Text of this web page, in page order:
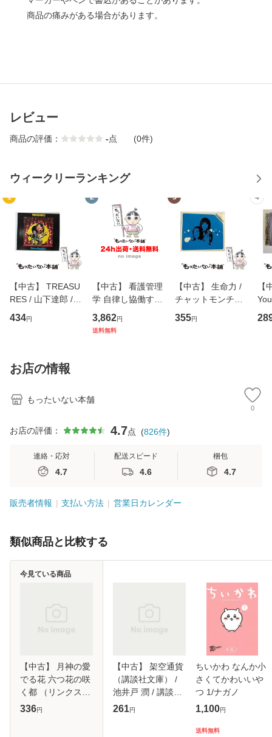
商品の痛みがある場合があります。
レビュー
商品の評価： -点 (0件)
ウィークリーランキング
1
【中古】 TREASU
RES / 山下達郎 /
イーストウエス
ト・ジャパン [CD]
434円
2
【中古】 看護管理
学 自律し協働する
専門職の看護マネ
ジメントスキル 改
3,862円
送料無料
3
【中古】 生命力 /
チャットモンチー /
キューンレコード
[CD]【メール便送
355円
4
【
のが
お店の情報
もったいない本舗
0
お店の評価： 4.7点 (826件)
連絡・応対
4.7
配送スピード
4.6
梱包
4.7
販売者情報 支払い方法 営業日カレンダー
類似商品と比較する
【中古】 月神の愛
でる花 六つ花の咲
く都 （リンクスロ
マンス） / 朝霞 月
336円
今見ている商品
【中古】 架空通貨
（講談社文庫） /
池井戸 潤 / 講談社
[文庫]【メール便送
261円
ちいかわ なんか小
さくてかわいいや
つ 1/ナガノ
1,100円
送料無料